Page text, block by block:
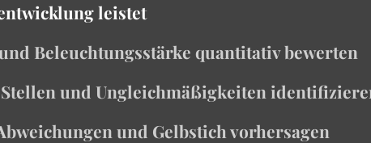
leistet
Beleuchtungsstärke quantitativ bewerten
und Ungleichmäßigkeiten
und Gelbstich vorhersagen